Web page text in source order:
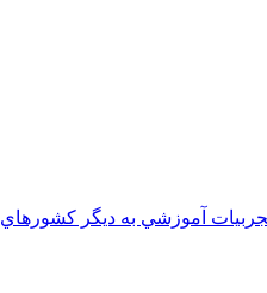
آموزشي به ديگر کشورهاي